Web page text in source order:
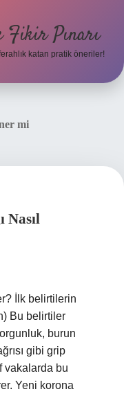
Fikir Pınarı
katan pratik öneriler!
mi
Nasıl
İlk belirtilerin
Bu belirtiler
burun
gibi grip
vakalarda bu
Yeni korona